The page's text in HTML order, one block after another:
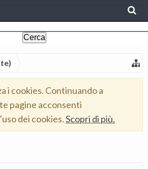
i cookies. Continuando a
pagine acconsenti
dei cookies.Scopri di più.